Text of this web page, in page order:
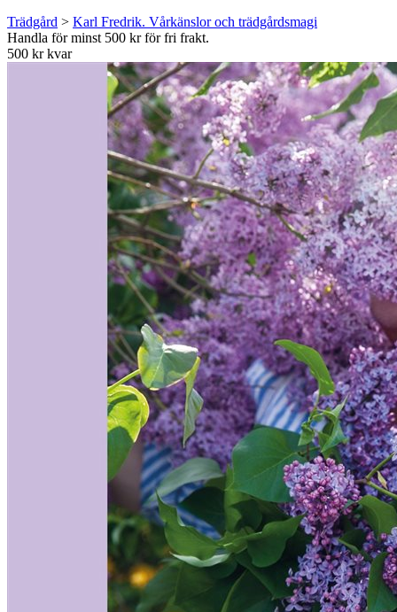
Trädgård > Karl Fredrik. Vårkänslor och trädgårdsmagi
Handla för minst 500 kr för fri frakt.
500 kr kvar